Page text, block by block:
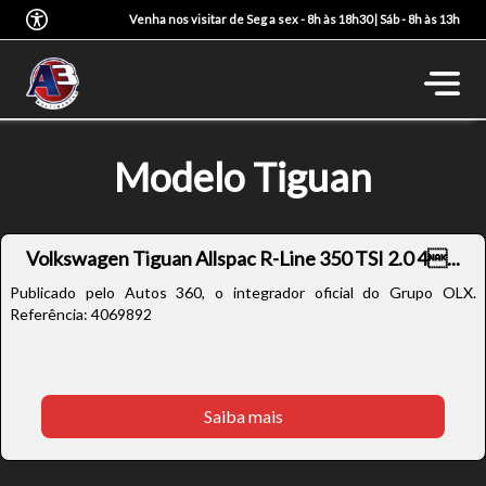
Venha nos visitar de Seg a sex - 8h às 18h30 | Sáb - 8h às 13h
Modelo Tiguan
Volkswagen Tiguan Allspac R-Line 350 TSI 2.0 4...
Publicado pelo Autos 360, o integrador oficial do Grupo OLX.
Referência: 4069892
Saiba mais